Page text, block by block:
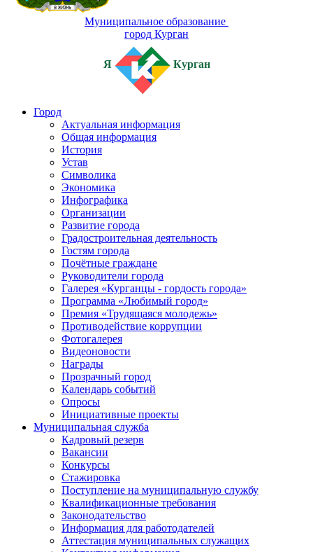
Муниципальное образование
город Курган
Я Курган
Город
Актуальная информация
Общая информация
История
Устав
Символика
Экономика
Инфографика
Организации
Развитие города
Градостроительная деятельность
Гостям города
Почётные граждане
Руководители города
Галерея «Курганцы - гордость города»
Программа «Любимый город»
Премия «Трудящаяся молодежь»
Противодействие коррупции
Фотогалерея
Видеоновости
Награды
Прозрачный город
Календарь событий
Опросы
Инициативные проекты
Муниципальная служба
Кадровый резерв
Вакансии
Конкурсы
Стажировка
Поступление на муниципальную службу
Квалификационные требования
Законодательство
Информация для работодателей
Аттестация муниципальных служащих